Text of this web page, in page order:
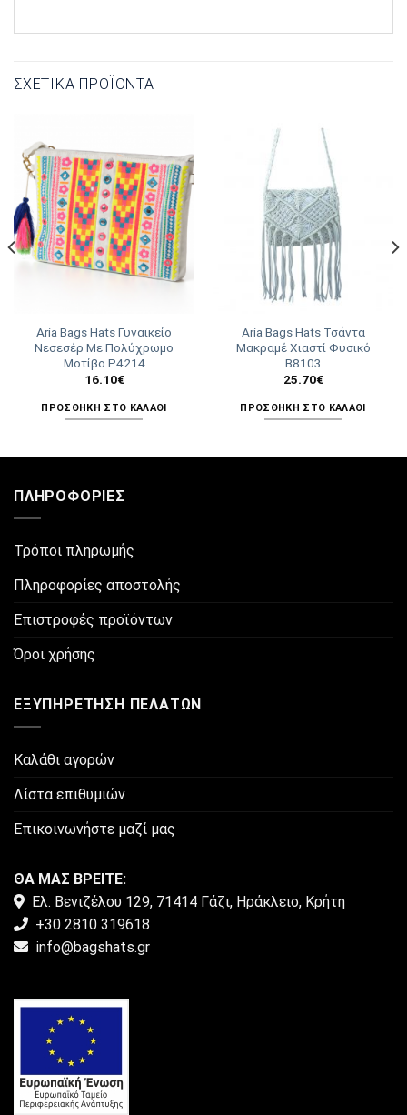
ΣΧΕΤΙΚΆ ΠΡΟΪΌΝΤΑ
Aria Bags Hats Γυναικείο
Νεσεσέρ Με Πολύχρωμο
Μοτίβο P4214
16.10€
ΠΡΟΣΘΉΚΗ ΣΤΟ ΚΑΛΆΘΙ
Aria Bags Hats Τσάντα
Μακραμέ Χιαστί Φυσικό
Β8103
25.70€
ΠΡΟΣΘΉΚΗ ΣΤΟ ΚΑΛΆΘΙ
ΠΛΗΡΟΦΟΡΊΕΣ
Τρόποι πληρωμής
Πληροφορίες αποστολής
Επιστροφές προϊόντων
Όροι χρήσης
ΕΞΥΠΗΡΈΤΗΣΗ ΠΕΛΑΤΏΝ
Καλάθι αγορών
Λίστα επιθυμιών
Επικοινωνήστε μαζί μας
ΘΑ ΜΑΣ ΒΡΕΙΤΕ:
Ελ. Βενιζέλου 129, 71414 Γάζι, Ηράκλειο, Κρήτη
+30 2810 319618
info@bagshats.gr